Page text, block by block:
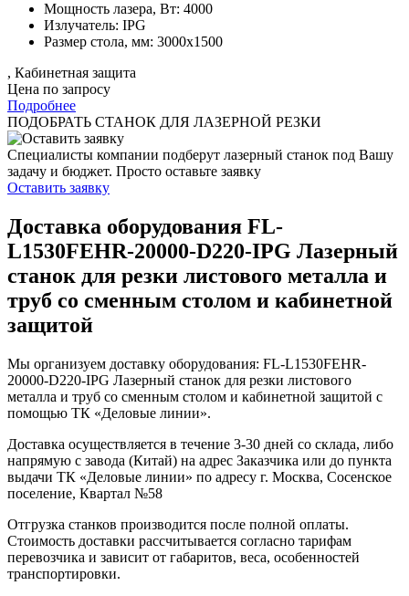
Мощность лазера, Вт: 4000
Излучатель: IPG
Размер стола, мм: 3000x1500
, Кабинетная защита
Цена по запросу
Подробнее
ПОДОБРАТЬ СТАНОК ДЛЯ ЛАЗЕРНОЙ РЕЗКИ
Специалисты компании подберут лазерный станок под Вашу
задачу и бюджет. Просто оставьте заявку
Оставить заявку
Доставка оборудования FL-
L1530FEHR-20000-D220-IPG Лазерный
станок для резки листового металла и
труб со сменным столом и кабинетной
защитой
Мы организуем доставку оборудования: FL-L1530FEHR-
20000-D220-IPG Лазерный станок для резки листового
металла и труб со сменным столом и кабинетной защитой с
помощью ТК «Деловые линии».
Доставка осуществляется в течение 3-30 дней со склада, либо
напрямую с завода (Китай) на адрес Заказчика или до пункта
выдачи ТК «Деловые линии» по адресу г. Москва, Сосенское
поселение, Квартал №58
Отгрузка станков производится после полной оплаты.
Стоимость доставки рассчитывается согласно тарифам
перевозчика и зависит от габаритов, веса, особенностей
транспортировки.